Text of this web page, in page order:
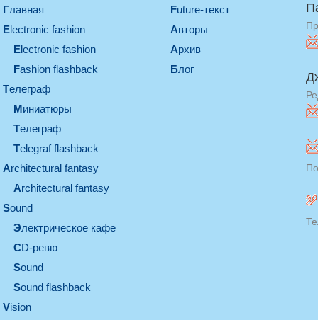
Главная
electronic fashion
electronic fashion
Fashion flashback
телеграф
миниатюры
телеграф
Telegraf flashback
architectural fantasy
architectural fantasy
sound
электрическое кафе
CD-ревю
sound
Sound flashback
vision
Future-текст
Авторы
Архив
Блог